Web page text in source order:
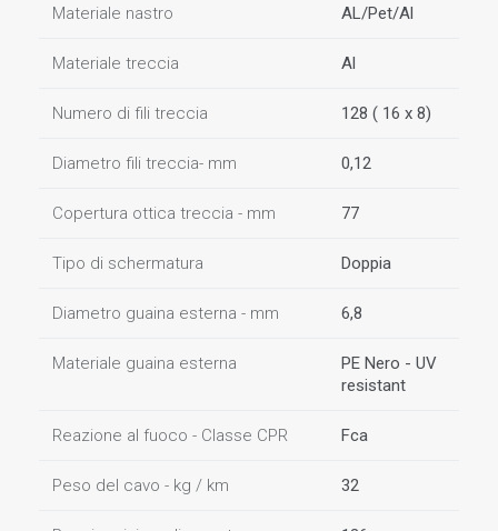
Materiale nastro AL/Pet/Al
Materiale treccia Al
Numero di fili treccia 128 ( 16 x 8)
Diametro fili treccia- mm 0,12
Copertura ottica treccia - mm 77
Tipo di schermatura Doppia
Diametro guaina esterna - mm 6,8
Materiale guaina esterna
PE Nero - UV
resistant
Reazione al fuoco - Classe CPR Fca
Peso del cavo - kg / km 32